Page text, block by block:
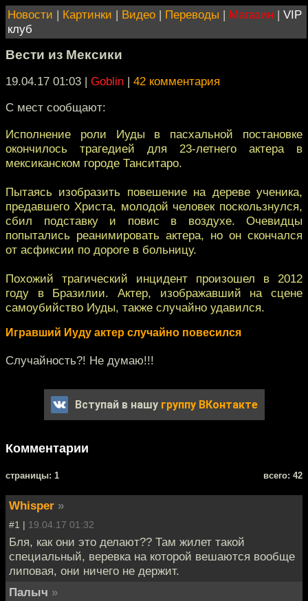
Новости | Картинки | Видео | Переводы | Магазин | VIP
клуб
Вести из Мексики
19.04.17 01:03 | Goblin | 42 комментария
С мест сообщают:
Исполнение роли Иуды в пасхальной постановке
окончилось трагедией для 23-летнего актера в
мексиканском городе Танситаро.
Пытаясь изобразить повешение на дереве ученика,
предавшего Христа, молодой человек поскользнулся,
сбил подставку и повис в воздухе. Очевидцы
попытались реанимировать актера, но он скончался
от асфиксии по дороге в больницу.
Похожий трагический инцидент произошел в 2012
году в Бразилии. Актер, изображавший на сцене
самоубийство Иуды, также случайно удавился.
Игравший Иуду актер случайно повесился
Случайность?! Не думаю!!!
Вступай в нашу группу ВКонтакте
Комментарии
cтраницы: 1 всего: 42
Whisper »
#1 | 19.04.17 01:32
Бля, как они это делают?? Там жилет такой
специальный, веревка на которой вешаются вообще
липовая, они ничего не держит.
Палыч »